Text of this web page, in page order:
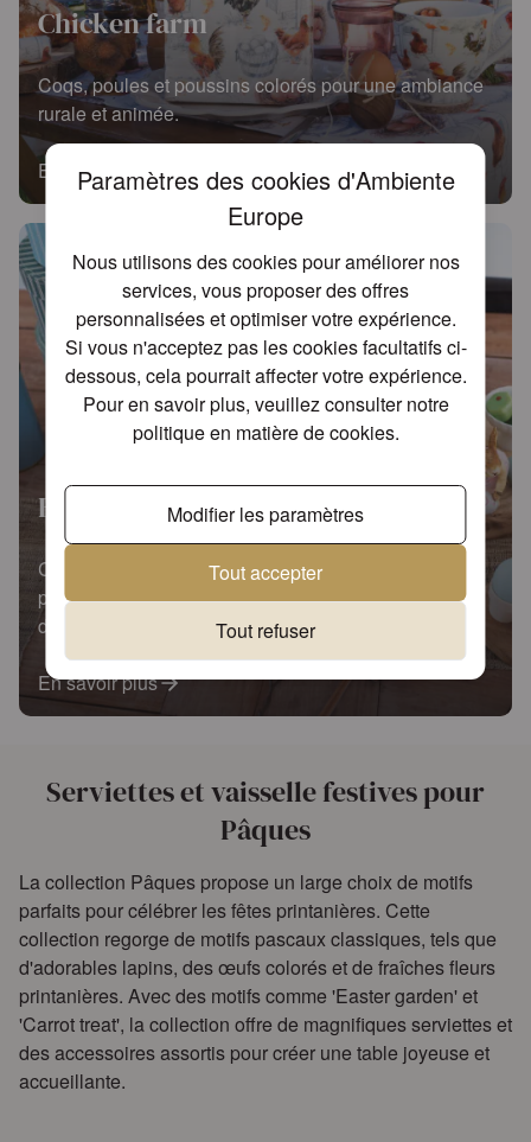
Paramètres des cookies d'Ambiente
Europe
Nous utilisons des cookies pour améliorer nos
services, vous proposer des offres
personnalisées et optimiser votre expérience.
Si vous n'acceptez pas les cookies facultatifs ci-
dessous, cela pourrait affecter votre expérience.
Pour en savoir plus, veuillez consulter notre
politique en matière de cookies.
Modifier les paramètres
Tout accepter
Tout refuser
Chicken farm
Coqs, poules et poussins colorés pour une ambiance
rurale et animée.
En savoir plus
Easter garden
Ce design de style vintage présente de charmants
personnages, comme des lapins et des oies, le tout
dans un décor de jardin idyllique.
En savoir plus
Serviettes et vaisselle festives pour
Pâques
La collection Pâques propose un large choix de motifs
parfaits pour célébrer les fêtes printanières. Cette
collection regorge de motifs pascaux classiques, tels que
d'adorables lapins, des œufs colorés et de fraîches fleurs
printanières. Avec des motifs comme 'Easter garden'et
'Carrot treat', la collection offre de magnifiques serviettes et
des accessoires assortis pour créer une table joyeuse et
accueillante.